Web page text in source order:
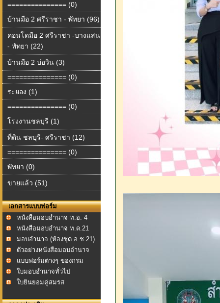
=============== (0)
บ้านมือ 2 ศรีราชา - พัทยา (96)
คอนโดมือ 2 ศรีราชา -บางแสน
- พัทยา (22)
บ้านมือ 2 บ่อวิน (3)
=============== (0)
ระยอง (1)
=============== (0)
โรงงานชลบุรี (1)
ที่ดิน ชลบุรี- ศรีราชา (12)
=============== (0)
พัทยา (0)
ขายแล้ว (51)
เอกสารแบบฟอร์ม
หนังสือมอบอำนาจ ท.อ. 4
หนังสือมอบอำนาจ ท.ด.21
มอบอำนาจ (ห้องชุด อ.ช.21)
ตัวอย่างหนังสือมอบอำนาจ
แบบฟอร์มต่างๆ ของกรม
ที่ดิน
ใบมอบอำนาจทั่วไป
ใบยินยอมคู่สมรส